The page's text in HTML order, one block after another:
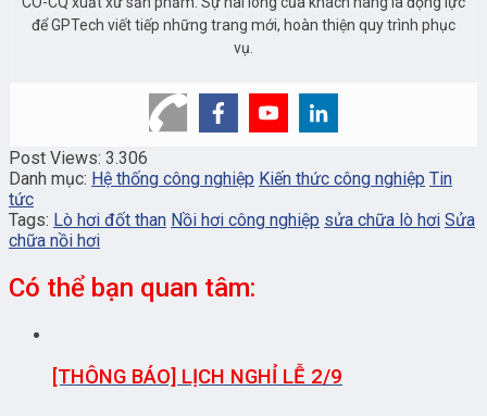
để GPTech viết tiếp những trang mới, hoàn thiện quy trình phục
vụ.
Post Views: 3.306
Danh mục: Hệ thống công nghiệp Kiến thức công nghiệp Tin
tức
Tags: Lò hơi đốt than Nồi hơi công nghiệp sửa chữa lò hơi Sửa
chữa nồi hơi
Có thể bạn quan tâm:
[THÔNG BÁO] LỊCH NGHỈ LỄ 2/9